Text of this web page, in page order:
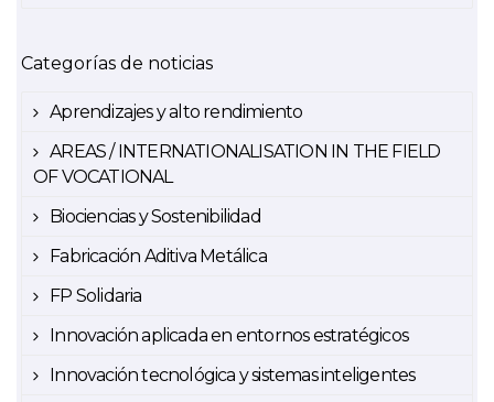
Categorías de noticias
Aprendizajes y alto rendimiento
AREAS / INTERNATIONALISATION IN THE FIELD
OF VOCATIONAL
Biociencias y Sostenibilidad
Fabricación Aditiva Metálica
FP Solidaria
Innovación aplicada en entornos estratégicos
Innovación tecnológica y sistemas inteligentes